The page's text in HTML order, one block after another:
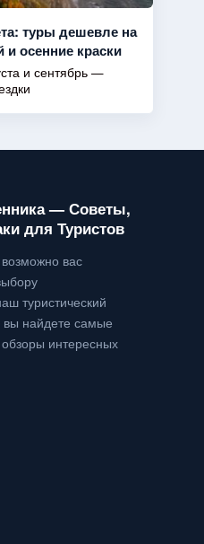
туры дешевле на
осенние краски
и сентябрь —
— Советы,
для Туристов
вас
туристический
вы найдете самые
интересных